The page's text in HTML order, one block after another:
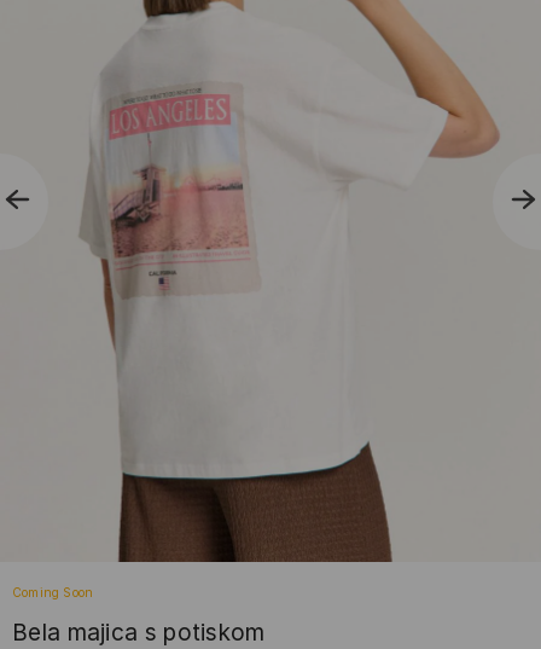
Coming Soon
Bela majica s potiskom